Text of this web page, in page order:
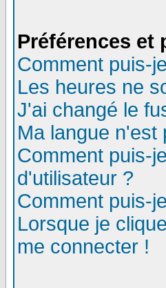
Préférences et
Comment puis-
Les heures ne
J'ai changé le
Ma langue n'est
Comment puis-
d'utilisateur ?
Comment puis-
Lorsque je
me connecter !